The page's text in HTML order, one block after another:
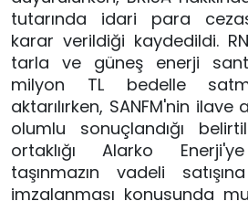
tutarında idari para
karar verildiği kaydedildi.
tarla ve güneş enerji
milyon TL bedelle
aktarılırken, SANFM'nin
olumlu sonuçlandığı
ortaklığı Alarko
taşınmazın vadeli
imzalanması konusunda